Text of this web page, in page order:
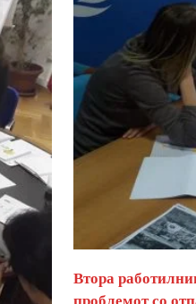
Втора